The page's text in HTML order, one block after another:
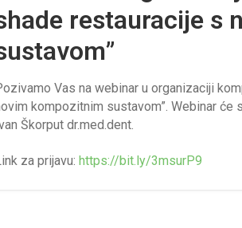
restauracije s
Vas na webinar u organizaciji
kompozitnim sustavom”. Webinar će
Škorput dr.med.dent.
za prijavu: https://bit.ly/3msurP9